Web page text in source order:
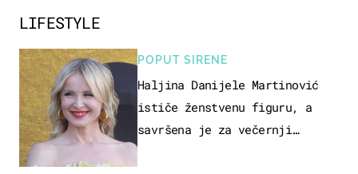
LIFESTYLE
POPUT SIRENE
Haljina Danijele Martinović
ističe ženstvenu figuru, a
savršena je za večernji